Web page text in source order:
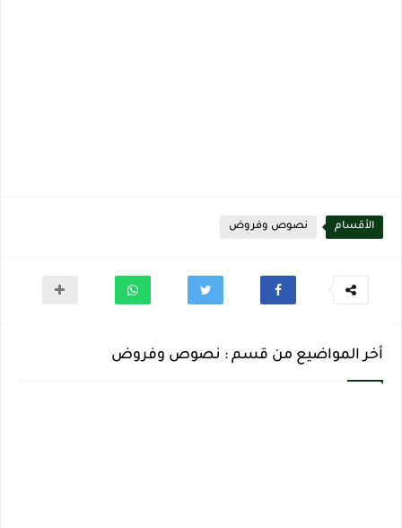
الأقسام نصوص وفروض
أخر المواضيع من قسم : نصوص وفروض